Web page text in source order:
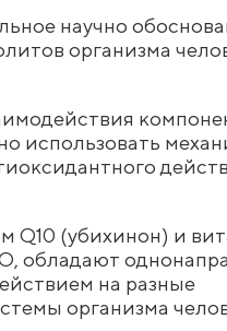
научно
организма
использовать
Q10 (убихинон) и
обладают
на разные
организма